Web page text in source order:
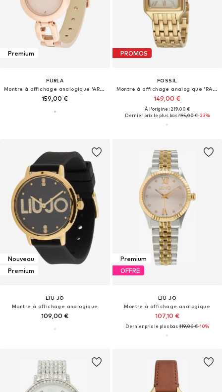
Premium
FURLA
Montre à affichage analogique 'ARCO CHAIN'
159,00 €
PROMOS
FOSSIL
Montre à affichage analogique 'RAQUEL'
149,00 €
À l'origine : 219,00 €
Dernier prix le plus bas :195,00 €-23%
Nouveau
Premium
LIU JO
Montre à affichage analogique
109,00 €
Premium
OFFRE
LIU JO
Montre à affichage analogique
107,10 €
Dernier prix le plus bas :119,00 €-10%